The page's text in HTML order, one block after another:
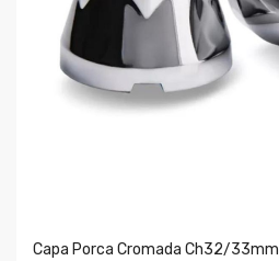
Capa Porca Cromada Ch32/33mm